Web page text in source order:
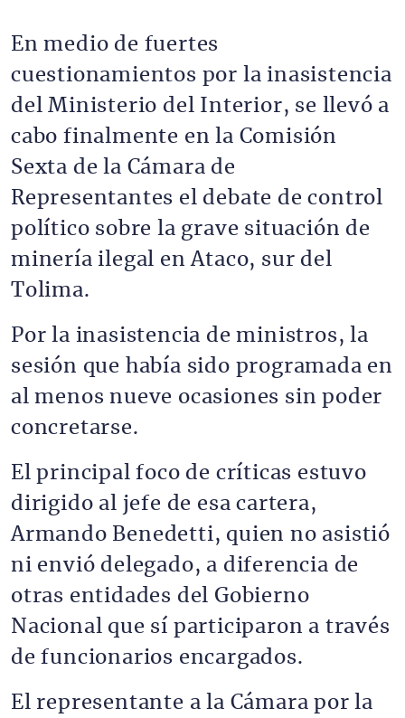
En medio de fuertes
cuestionamientos por la inasistencia
del Ministerio del Interior, se llevó a
cabo finalmente en la Comisión
Sexta de la Cámara de
Representantes el debate de control
político sobre la grave situación de
minería ilegal en Ataco, sur del
Tolima.
Por la inasistencia de ministros, la
sesión que había sido programada en
al menos nueve ocasiones sin poder
concretarse.
El principal foco de críticas estuvo
dirigido al jefe de esa cartera,
Armando Benedetti, quien no asistió
ni envió delegado, a diferencia de
otras entidades del Gobierno
Nacional que sí participaron a través
de funcionarios encargados.
El representante a la Cámara por la